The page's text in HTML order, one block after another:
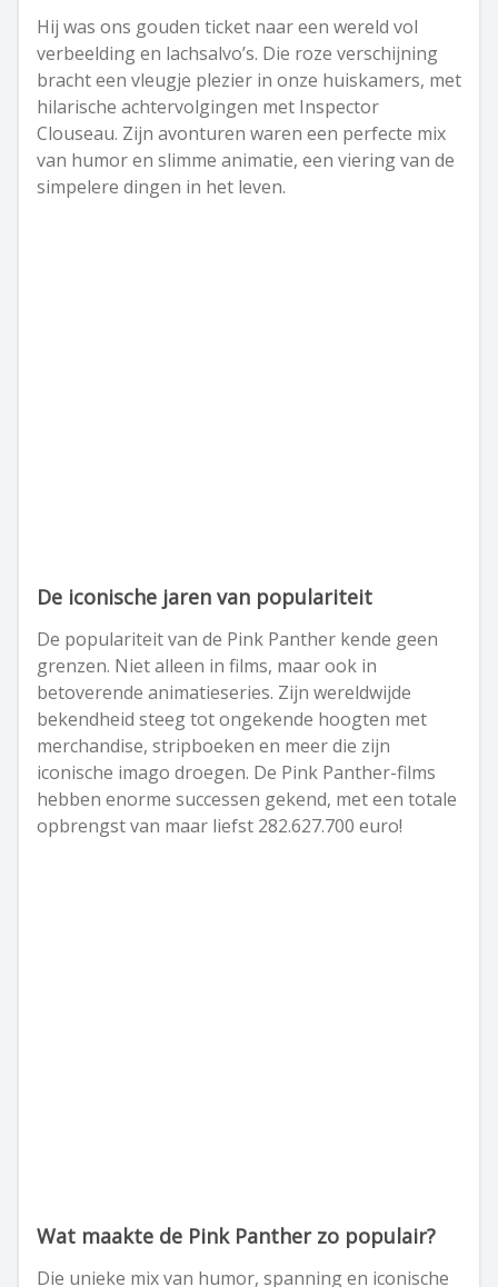
Hij was ons gouden ticket naar een wereld vol
verbeelding en lachsalvo’s. Die roze verschijning
bracht een vleugje plezier in onze huiskamers, met
hilarische achtervolgingen met Inspector
Clouseau. Zijn avonturen waren een perfecte mix
van humor en slimme animatie, een viering van de
simpelere dingen in het leven.
De iconische jaren van populariteit
De populariteit van de Pink Panther kende geen
grenzen. Niet alleen in films, maar ook in
betoverende animatieseries. Zijn wereldwijde
bekendheid steeg tot ongekende hoogten met
merchandise, stripboeken en meer die zijn
iconische imago droegen. De Pink Panther-films
hebben enorme successen gekend, met een totale
opbrengst van maar liefst 282.627.700 euro!
Wat maakte de Pink Panther zo populair?
Die unieke mix van humor, spanning en iconische